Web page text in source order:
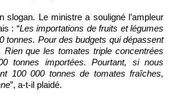
slogan. Le ministre a souligné l’ampleur
: “Les importations de fruits et légumes
tonnes. Pour des budgets qui dépassent
que les tomates triple concentrées
tonnes importées. Pourtant, si nous
100 000 tonnes de tomates fraîches,
”, a-t-il plaidé.